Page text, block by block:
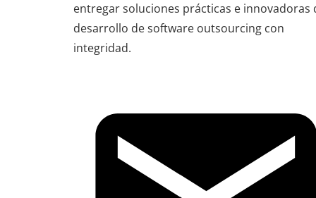
entregar soluciones prácticas e innovadoras
desarrollo de software outsourcing con
integridad.